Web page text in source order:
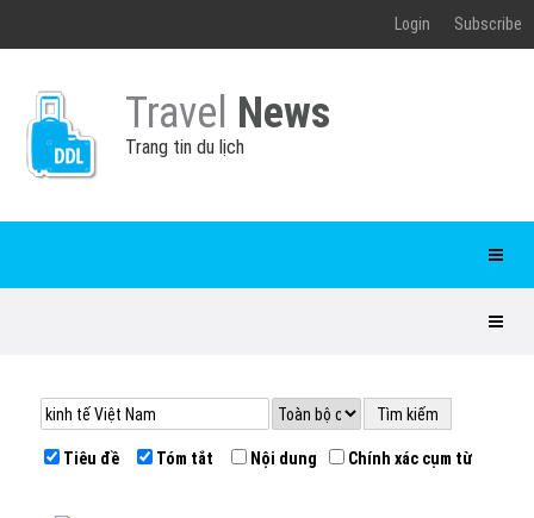
Login Subscribe
Travel News
Trang tin du lịch
Tiêu đề Tóm tắt Nội dung Chính xác cụm từ